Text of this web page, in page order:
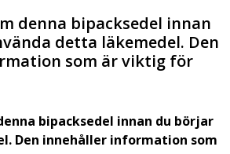
denna bipacksedel innan
detta läkemedel. Den
som är viktig för
bipacksedel innan du börjar
Den innehåller information som